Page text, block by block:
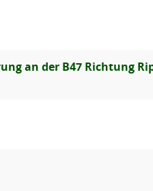
an der B47 Richtung